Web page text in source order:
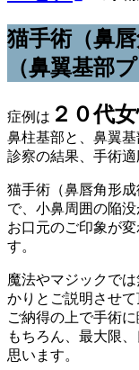
猫手術（鼻
（鼻翼基部
症例は ２０代
鼻柱基部と、鼻翼基
診察の結果、手術適
猫手術（鼻唇角形
で、小鼻周囲の陥
お口元のご印象が
す。
魔法やマジックで
かりとご説明させて
ご納得の上で手術
もちろん、最大限
思います。